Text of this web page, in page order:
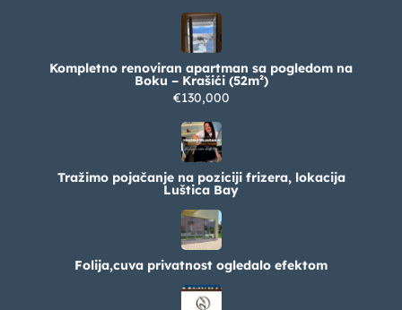
Kompletno renoviran apartman sa pogledom na
Boku – Krašići (52m²)
€130,000
Tražimo pojačanje na poziciji frizera, lokacija
Luštica Bay
Folija,cuva privatnost ogledalo efektom